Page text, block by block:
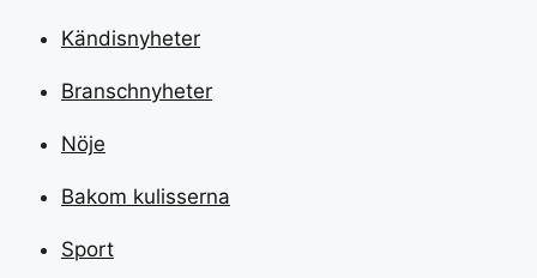
Kändisnyheter
Branschnyheter
Nöje
Bakom kulisserna
Sport